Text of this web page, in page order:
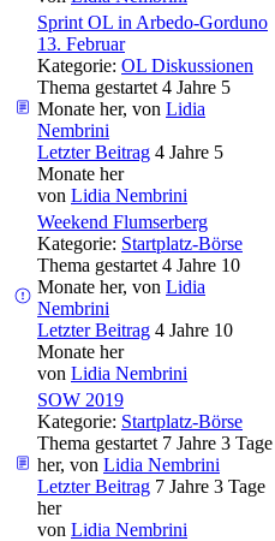
Sprint OL in Arbedo-Gorduno
13. Februar
Kategorie: OL Diskussionen
Thema gestartet 4 Jahre 5
Monate her, von Lidia
Nembrini
Letzter Beitrag 4 Jahre 5
Monate her
von Lidia Nembrini
Weekend Flumserberg
Kategorie: Startplatz-Börse
Thema gestartet 4 Jahre 10
Monate her, von Lidia
Nembrini
Letzter Beitrag 4 Jahre 10
Monate her
von Lidia Nembrini
SOW 2019
Kategorie: Startplatz-Börse
Thema gestartet 7 Jahre 3 Tage
her, von Lidia Nembrini
Letzter Beitrag 7 Jahre 3 Tage
her
von Lidia Nembrini